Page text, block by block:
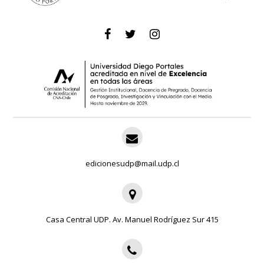
edicionesudp@mail.udp.cl
Casa Central UDP. Av. Manuel Rodríguez Sur 415